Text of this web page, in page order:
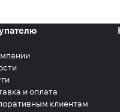
и оплата
клиентам